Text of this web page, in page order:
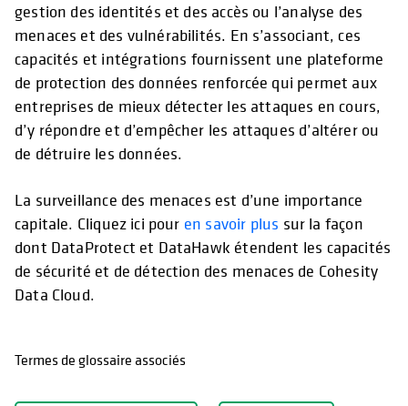
gestion des identités et des accès ou l’analyse des
menaces et des vulnérabilités. En s’associant, ces
capacités et intégrations fournissent une plateforme
de protection des données renforcée qui permet aux
entreprises de mieux détecter les attaques en cours,
d’y répondre et d’empêcher les attaques d’altérer ou
de détruire les données.
La surveillance des menaces est d’une importance
capitale. Cliquez ici pour en savoir plus sur la façon
dont DataProtect et DataHawk étendent les capacités
de sécurité et de détection des menaces de Cohesity
Data Cloud.
Termes de glossaire associés